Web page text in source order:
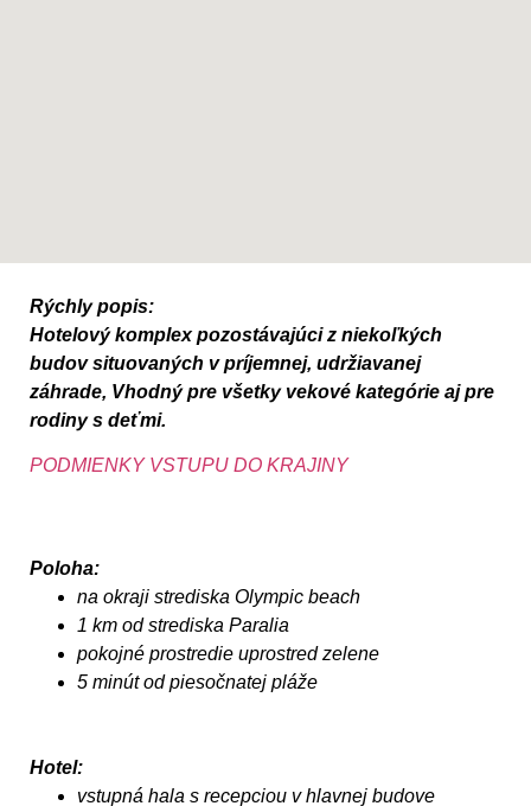
Rýchly popis:
Hotelový komplex pozostávajúci z niekoľkých
budov situovaných v príjemnej, udržiavanej
záhrade, Vhodný pre všetky vekové kategórie aj pre
rodiny s deťmi.
PODMIENKY VSTUPU DO KRAJINY
Poloha:
na okraji strediska Olympic beach
1 km od strediska Paralia
pokojné prostredie uprostred zelene
5 minút od piesočnatej pláže
Hotel:
vstupná hala s recepciou v hlavnej budove